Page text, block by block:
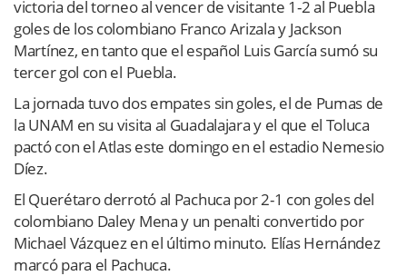
victoria del torneo al vencer de visitante 1-2 al Puebla
goles de los colombiano Franco Arizala y Jackson
Martínez, en tanto que el español Luis García sumó su
tercer gol con el Puebla.
La jornada tuvo dos empates sin goles, el de Pumas de
la UNAM en su visita al Guadalajara y el que el Toluca
pactó con el Atlas este domingo en el estadio Nemesio
Díez.
El Querétaro derrotó al Pachuca por 2-1 con goles del
colombiano Daley Mena y un penalti convertido por
Michael Vázquez en el último minuto. Elías Hernández
marcó para el Pachuca.